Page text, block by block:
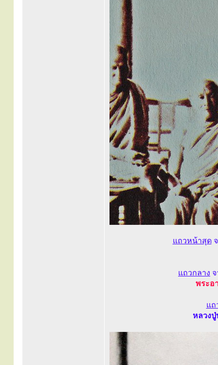
แถวหน้าสุดจ
แถวกลาง
พระอ
แถ
หลวง